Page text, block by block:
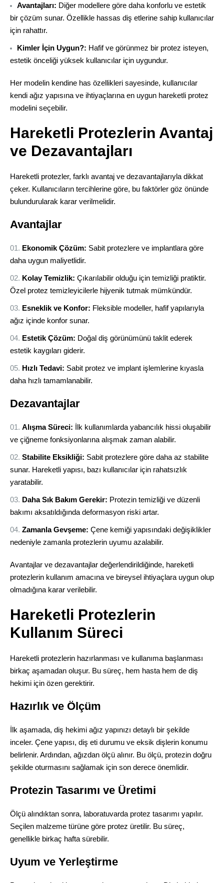
Avantajları: Diğer modellere göre daha konforlu ve estetik
bir çözüm sunar. Özellikle hassas diş etlerine sahip kullanıcılar
için rahattır.
Kimler İçin Uygun?: Hafif ve görünmez bir protez isteyen,
estetik önceliği yüksek kullanıcılar için uygundur.
Her modelin kendine has özellikleri sayesinde, kullanıcılar
kendi ağız yapısına ve ihtiyaçlarına en uygun hareketli protez
modelini seçebilir.
Hareketli Protezlerin Avantaj
ve Dezavantajları
Hareketli protezler, farklı avantaj ve dezavantajlarıyla dikkat
çeker. Kullanıcıların tercihlerine göre, bu faktörler göz önünde
bulundurularak karar verilmelidir.
Avantajlar
Ekonomik Çözüm: Sabit protezlere ve implantlara göre
daha uygun maliyetlidir.
Kolay Temizlik: Çıkarılabilir olduğu için temizliği pratiktir.
Özel protez temizleyicilerle hijyenik tutmak mümkündür.
Esneklik ve Konfor: Fleksible modeller, hafif yapılarıyla
ağız içinde konfor sunar.
Estetik Çözüm: Doğal diş görünümünü taklit ederek
estetik kaygıları giderir.
Hızlı Tedavi: Sabit protez ve implant işlemlerine kıyasla
daha hızlı tamamlanabilir.
Dezavantajlar
Alışma Süreci: İlk kullanımlarda yabancılık hissi oluşabilir
ve çiğneme fonksiyonlarına alışmak zaman alabilir.
Stabilite Eksikliği: Sabit protezlere göre daha az stabilite
sunar. Hareketli yapısı, bazı kullanıcılar için rahatsızlık
yaratabilir.
Daha Sık Bakım Gerekir: Protezin temizliği ve düzenli
bakımı aksatıldığında deformasyon riski artar.
Zamanla Gevşeme: Çene kemiği yapısındaki değişiklikler
nedeniyle zamanla protezlerin uyumu azalabilir.
Avantajlar ve dezavantajlar değerlendirildiğinde, hareketli
protezlerin kullanım amacına ve bireysel ihtiyaçlara uygun olup
olmadığına karar verilebilir.
Hareketli Protezlerin
Kullanım Süreci
Hareketli protezlerin hazırlanması ve kullanıma başlanması
birkaç aşamadan oluşur. Bu süreç, hem hasta hem de diş
hekimi için özen gerektirir.
Hazırlık ve Ölçüm
İlk aşamada, diş hekimi ağız yapınızı detaylı bir şekilde
inceler. Çene yapısı, diş eti durumu ve eksik dişlerin konumu
belirlenir. Ardından, ağızdan ölçü alınır. Bu ölçü, protezin doğru
şekilde oturmasını sağlamak için son derece önemlidir.
Protezin Tasarımı ve Üretimi
Ölçü alındıktan sonra, laboratuvarda protez tasarımı yapılır.
Seçilen malzeme türüne göre protez üretilir. Bu süreç,
genellikle birkaç hafta sürebilir.
Uyum ve Yerleştirme